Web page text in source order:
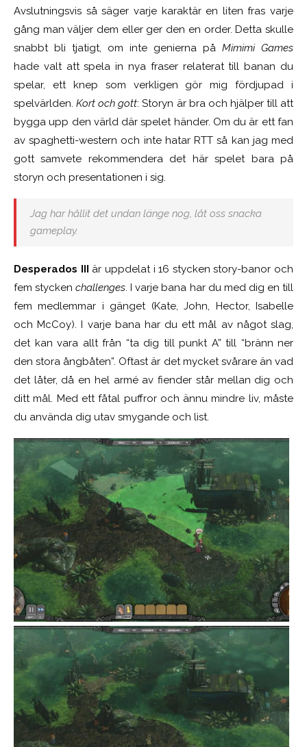
Avslutningsvis så säger varje karaktär en liten fras varje
gång man väljer dem eller ger den en order. Detta skulle
snabbt bli tjatigt, om inte genierna på Mimimi Games
hade valt att spela in nya fraser relaterat till banan du
spelar, ett knep som verkligen gör mig fördjupad i
spelvärlden.Kort och gott: Storyn är bra och hjälper till att
bygga upp den värld där spelet händer. Om du är ett fan
av spaghetti-western och inte hatar RTT så kan jag med
gott samvete rekommendera det här spelet bara på
storyn och presentationen i sig.
Jag har hållit det undan länge nog, låt oss snacka
gameplay.
Desperados III är uppdelat i 16 stycken story-banor och
fem styckenchallenges. I varje bana har du med dig en till
fem medlemmar i gänget (Kate, John, Hector, Isabelle
och McCoy). I varje bana har du ett mål av något slag,
det kan vara allt från “ta dig till punkt A” till “bränn ner
den stora ångbåten”. Oftast är det mycket svårare än vad
det låter, då en hel armé av fiender står mellan dig och
ditt mål. Med ett fåtal puffror och ännu mindre liv, måste
du använda dig utav smygande och list.